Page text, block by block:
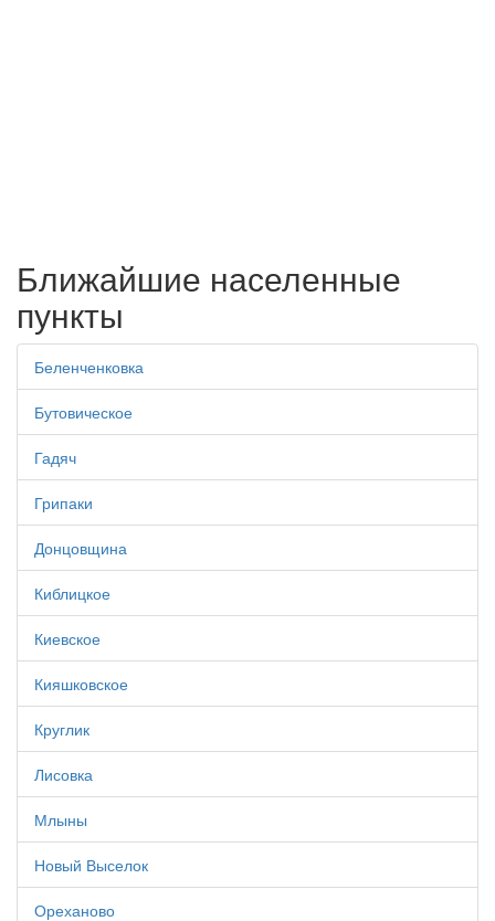
Ближайшие населенные
пункты
Беленченковка
Бутовическое
Гадяч
Грипаки
Донцовщина
Киблицкое
Киевское
Кияшковское
Круглик
Лисовка
Млыны
Новый Выселок
Ореханово